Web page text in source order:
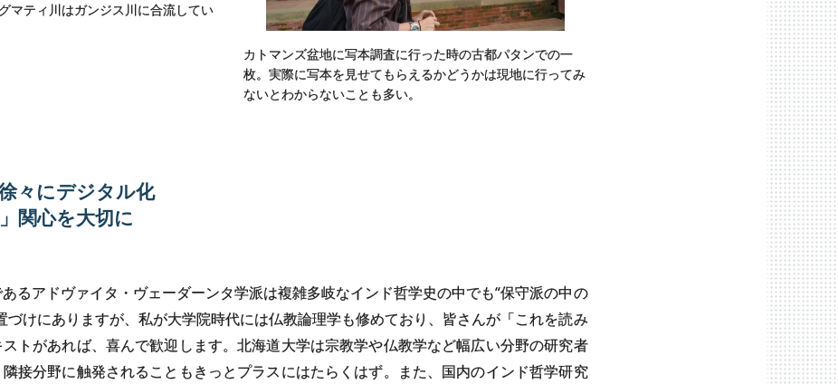
マティ川はガンジス川に合流してい
カトマンズ盆地に写本調査に行った時の古都パタンでの一
枚。実際に写本を見せてもらえるかどうかは現地に行ってみ
ないとわからないことも多い。
々にデジタル化
関心を大切に
るアドヴァイタ・ヴェーダーンタ学派は複雑多岐なインド哲学史の中でも“保守派の中の
づけにありますが、私が大学院時代には仏教論理学も修めており、皆さんが「これを読み
トがあれば、喜んで歓迎します。北海道大学は宗教学や仏教学など幅広い分野の研究者
接分野に触発されることもきっとプラスにはたらくはず。また、国内のインド哲学研究